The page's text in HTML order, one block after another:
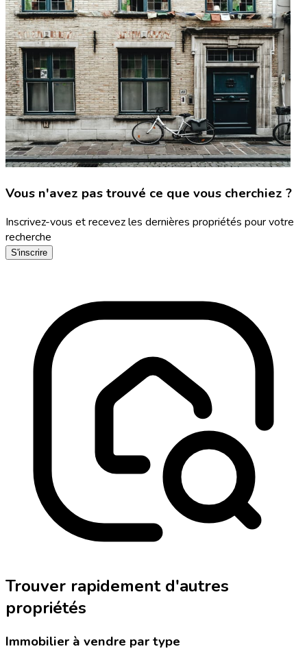
Vous n'avez pas trouvé ce que vous cherchiez ?
Inscrivez-vous et recevez les dernières propriétés pour votre
recherche
S'inscrire
Trouver rapidement d'autres
propriétés
Immobilier à vendre par type